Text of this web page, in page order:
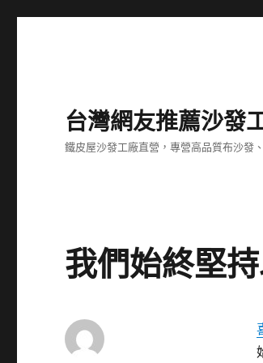
台灣網友推薦沙發
鐵皮屋沙發工廠直營，專營高品質布沙發
我們始終堅